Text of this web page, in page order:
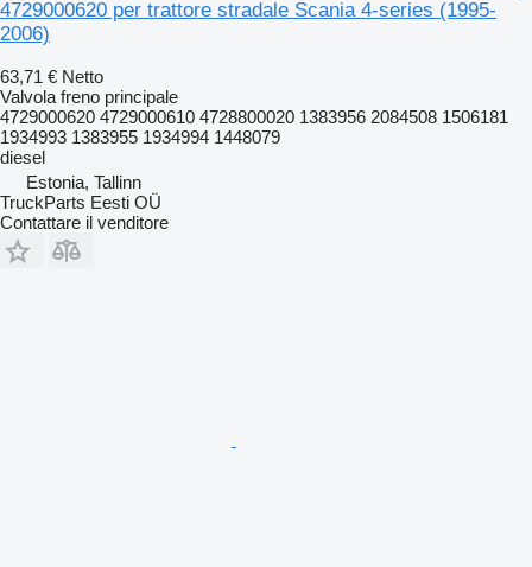
4729000620 per trattore stradale Scania 4-series (1995-
2006)
63,71 € Netto
Valvola freno principale
4729000620 4729000610 4728800020 1383956 2084508 1506181
1934993 1383955 1934994 1448079
diesel
Estonia, Tallinn
TruckParts Eesti OÜ
Contattare il venditore